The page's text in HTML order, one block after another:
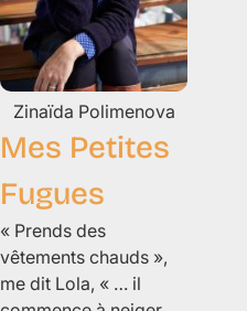
Zinaïda Polimenova
Mes Petites
Fugues
« Prends des
vêtements chauds »,
me dit Lola, « … il